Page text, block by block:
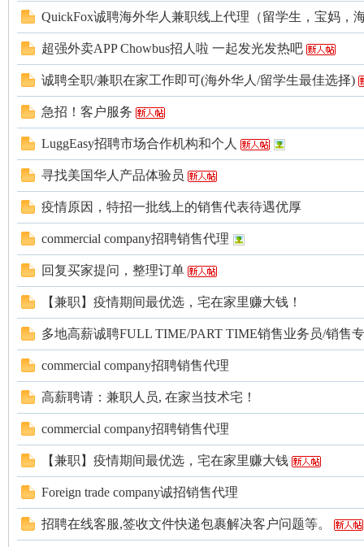
人
网
QuickFox诚聘海外华人兼职线上代理（留学生，宝妈，
超强外卖APP Chowbus招人啦 一起发光发热吧
诚聘全职/兼职在家工作即可(海外华人/留学生最佳选择)
急招！客户服务
LuggEasy招聘市场合作机构和个人
寻找美国华人产品体验员
疫情原因，特招一批线上的销售代表待遇优厚
commercial company招聘销售代理
回复买家提问，整理订单
【兼职】疫情期间最优选，宅在家里赚大钱！
多地高薪诚聘FULL TIME/PART TIME销售业务员/销售
commercial company招聘销售代理
高薪聘请：兼职人员, 在家当技术宅！
commercial company招聘销售代理
【兼职】疫情期间最优选，宅在家里赚大钱
Foreign trade company诚招销售代理
招聘在线客服,签收文件快递包裹解决客户问题等。